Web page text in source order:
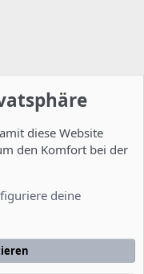
diese Website
den Komfort bei der
deine